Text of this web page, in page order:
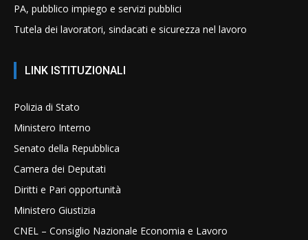
PA, pubblico impiego e servizi pubblici
Tutela dei lavoratori, sindacati e sicurezza nel lavoro
LINK ISTITUZIONALI
Polizia di Stato
Ministero Interno
Senato della Repubblica
Camera dei Deputati
Diritti e Pari opportunità
Ministero Giustizia
CNEL – Consiglio Nazionale Economia e Lavoro